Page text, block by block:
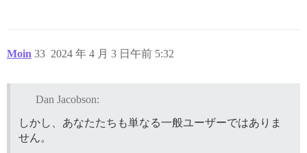
Moin 2024 年 4 月 3 日午前 5:32
33
Dan Jacobson:
しかし、あなたたちも単なる一般ユーザーではありま
せん。